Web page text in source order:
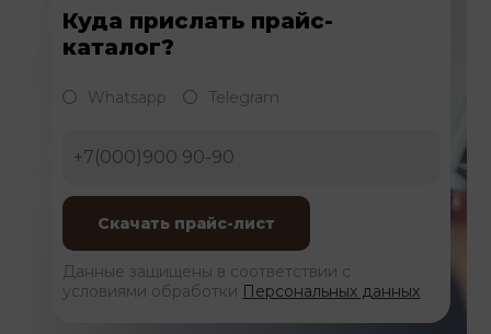
Куда прислать прайс-
каталог?
Whatsapp Telegram
Данные защищены в соответствии с
условиями обработки Персональных данных